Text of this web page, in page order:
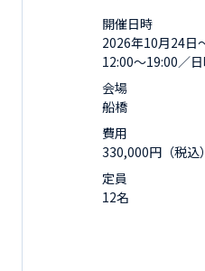
開催日時
2026年10月24
12:00～19:00／
会場
船橋
費用
330,000円（税込）
定員
12名